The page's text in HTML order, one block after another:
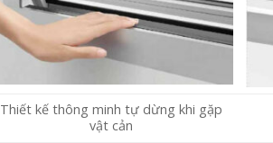
Thiết kế thông minh tự dừng khi gặp
vật cản